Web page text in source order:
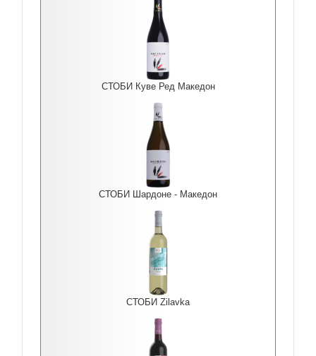
СТОБИ Куве Ред Македон
СТОБИ Шардоне - Македон
СТОБИ Zilavka